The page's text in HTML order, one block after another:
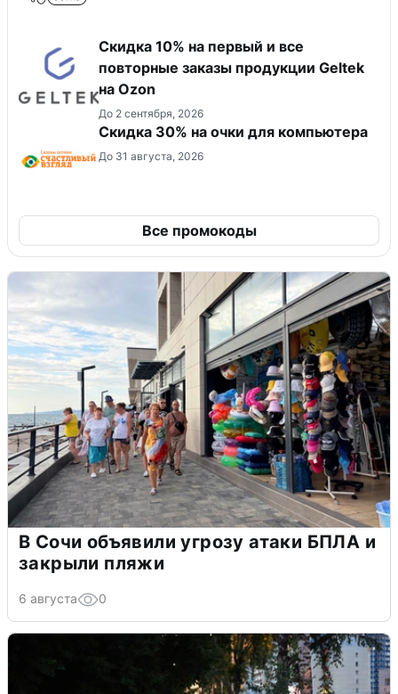
Скидка 10% на первый и все
повторные заказы продукции Geltek
на Ozon
До 2 сентября, 2026
Скидка 30% на очки для компьютера
До 31 августа, 2026
Все промокоды
В Сочи объявили угрозу атаки БПЛА и
закрыли пляжи
6 августа 0